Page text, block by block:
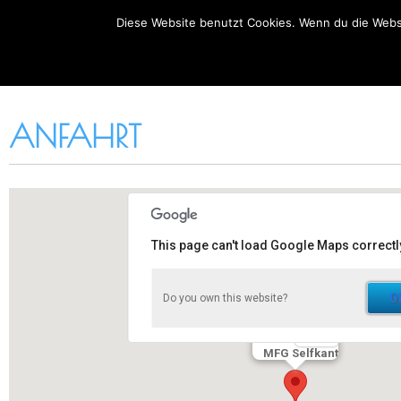
MFG-SELFKANT.DE
ANFAHRT
MFG Selfkant
This page can't load Google Maps
Do you own this website?
Diese Website benutzt Cookies. Wenn du die